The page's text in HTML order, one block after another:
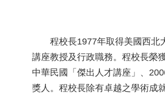
程校長1977年取得美國西北大
講座教授及行政職務。程校長榮
中華民國「傑出人才講座」、
獎人。程校長除有卓越之學術成